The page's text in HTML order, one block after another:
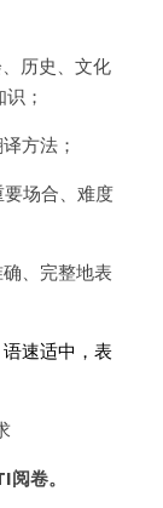
历史、文化
；
方法；
场合、难度
、完整地表
速适中，表
卷。